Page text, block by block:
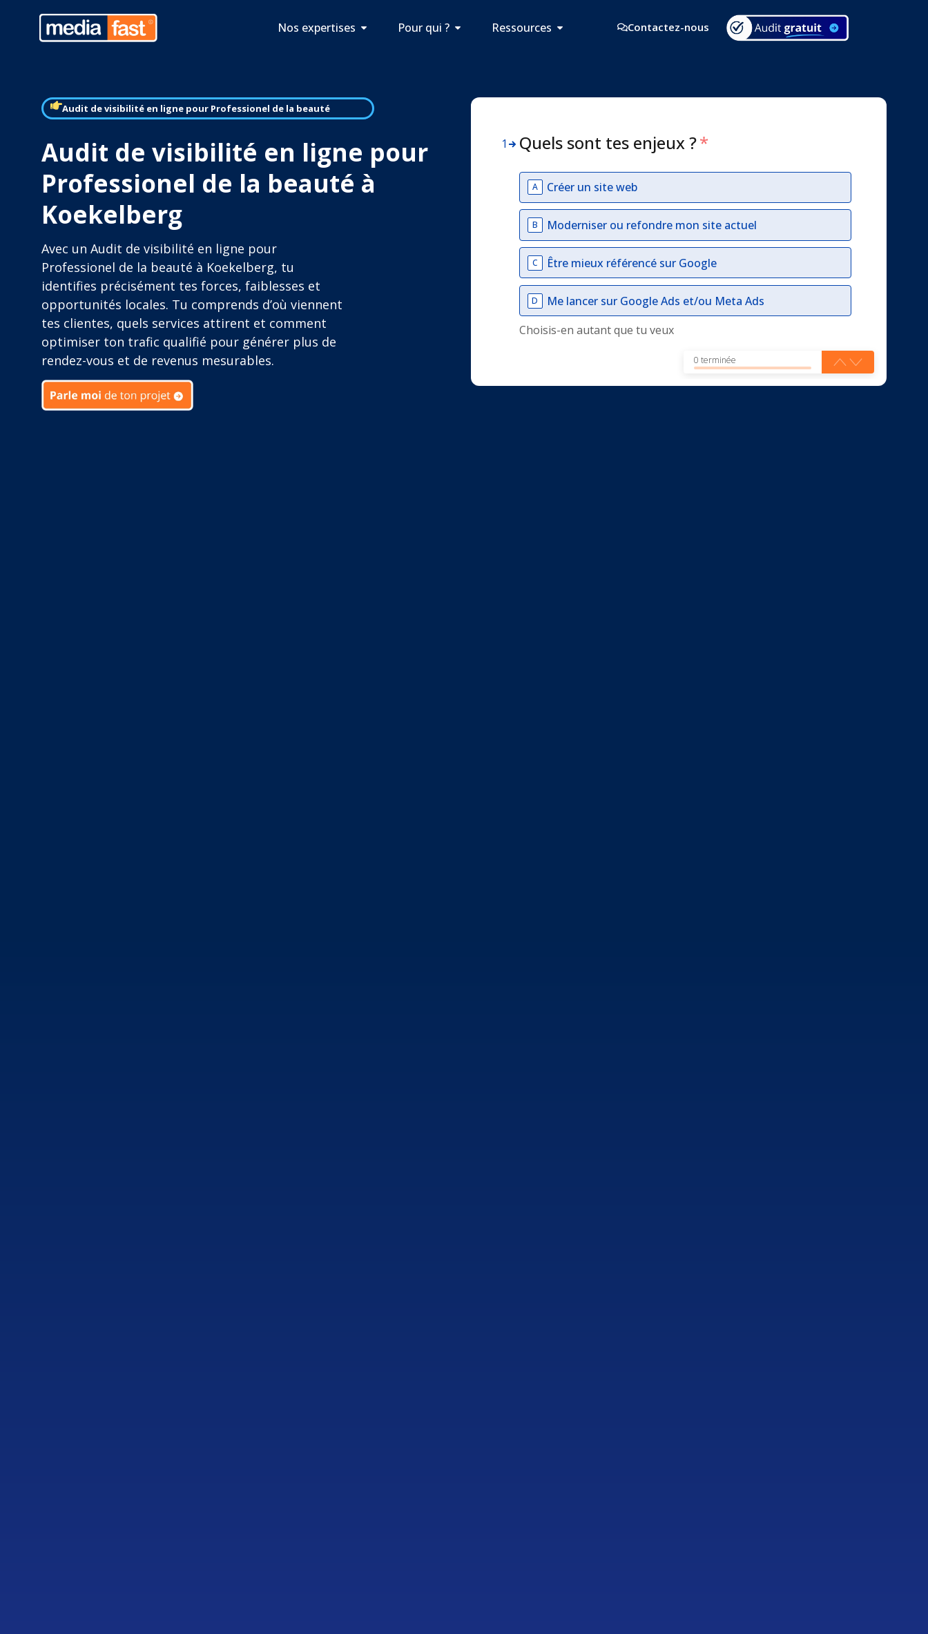
Nos expertises Pour qui ? Ressources Contactez-nous
Audit de visibilité en ligne pour Professionel de la beauté
Audit de visibilité en ligne pour
Professionel de la beauté à
Koekelberg
Avec un Audit de visibilité en ligne pour
Professionel de la beauté à Koekelberg, tu
identifies précisément tes forces, faiblesses et
opportunités locales. Tu comprends d’où viennent
tes clientes, quels services attirent et comment
optimiser ton trafic qualifié pour générer plus de
rendez-vous et de revenus mesurables.
1 Quels sont tes enjeux ?*
A Créer un site web
B Moderniser ou refondre mon site actuel
C Être mieux référencé sur Google
D
Me lancer sur Google Ads et/ou Meta Ads
Choisis-en autant que tu veux
0 terminée